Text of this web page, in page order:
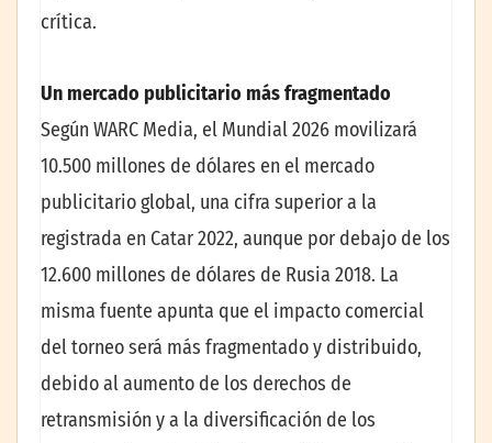
crítica.
Un mercado publicitario más fragmentado
Según WARC Media, el Mundial 2026 movilizará
10.500 millones de dólares en el mercado
publicitario global, una cifra superior a la
registrada en Catar 2022, aunque por debajo de los
12.600 millones de dólares de Rusia 2018. La
misma fuente apunta que el impacto comercial
del torneo será más fragmentado y distribuido,
debido al aumento de los derechos de
retransmisión y a la diversificación de los